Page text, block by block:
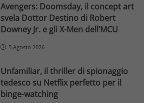
Avengers: Doomsday, il concept art
svela Dottor Destino di Robert
Downey Jr. e gli X-Men dell’MCU
5 Agosto 2026
Unfamiliar, il thriller di spionaggio
tedesco su Netflix perfetto per il
binge-watching